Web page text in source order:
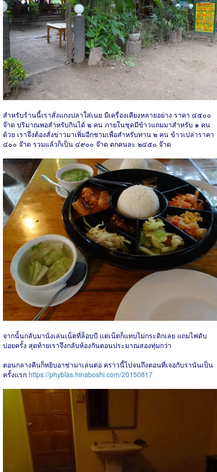
สำหรับร้านนี้เราสั่งแกงปลาใส่เนย มีเครื่องเคียงหลายอย่าง ราคา ๔๕๐๐
จ๊าด ปริมาณพอสำหรับกินได้ ๒ คน ภายในชุดมีข้าวแถมมาสำหรับ ๑ คน
ด้วย เราจึงต้องสั่งข่าวมาเพิ่มอีกชามเพื่อสำหรับทาน ๒ คน ข้าวเปล่าราคา
๔๐๐ จ๊าด รวมแล้วก็เป็น ๔๙๐๐ จ๊าด ตกคนละ ๒๔๕๐ จ๊าด
จากนั้นกลับมานั่งเล่นเน็ตที่ล็อบบี แต่เน็ตก็แทบไม่กระดิกเลย แถมไฟดับ
บ่อยครั้ง สุดท้ายเราจึงกลับห้องกันตอนประมาณสองทุ่มกว่า
ตอนกลางคืนก็หยิบอาช่ามาเล่นต่อ คราวนี้ไปจนถึงตอนที่เจอกับรานันเป็น
ครั้งแรก https://phyblas.hinaboshi.com/20150817